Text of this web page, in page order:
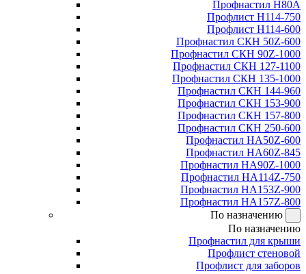
Профнастил Н80А
Профлист Н114-750
Профлист Н114-600
Профнастил СКН 50Z-600
Профнастил СКН 90Z-1000
Профнастил СКН 127-1100
Профнастил СКН 135-1000
Профнастил СКН 144-960
Профнастил СКН 153-900
Профнастил СКН 157-800
Профнастил СКН 250-600
Профнастил НА50Z-600
Профнастил НА60Z-845
Профнастил НА90Z-1000
Профнастил НА114Z-750
Профнастил НА153Z-900
Профнастил НА157Z-800
По назначению
По назначению
Профнастил для крыши
Профлист стеновой
Профлист для заборов